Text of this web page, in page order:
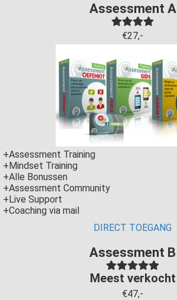
Assessment A
€27,-
+Assessment Training
+Mindset Training
+Alle Bonussen
+Assessment Community
+Live Support
+Coaching via mail
DIRECT TOEGANG
Assessment B
Meest verkocht
€47,-